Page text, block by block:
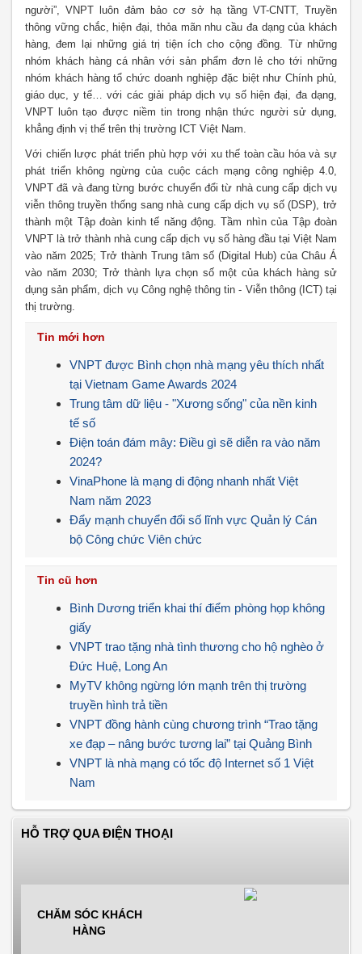
người”, VNPT luôn đảm bảo cơ sở hạ tầng VT-CNTT, Truyền
thông vững chắc, hiện đại, thỏa mãn nhu cầu đa dạng của khách
hàng, đem lại những giá trị tiện ích cho cộng đồng. Từ những
nhóm khách hàng cá nhân với sản phẩm đơn lẻ cho tới những
nhóm khách hàng tổ chức doanh nghiệp đặc biệt như Chính phủ,
giáo dục, y tế… với các giải pháp dịch vụ số hiện đại, đa dạng,
VNPT luôn tạo được niềm tin trong nhận thức người sử dụng,
khẳng định vị thế trên thị trường ICT Việt Nam.
Với chiến lược phát triển phù hợp với xu thế toàn cầu hóa và sự
phát triển không ngừng của cuộc cách mạng công nghiệp 4.0,
VNPT đã và đang từng bước chuyển đổi từ nhà cung cấp dịch vụ
viễn thông truyền thống sang nhà cung cấp dịch vụ số (DSP), trở
thành một Tập đoàn kinh tế năng động. Tầm nhìn của Tập đoàn
VNPT là trở thành nhà cung cấp dịch vụ số hàng đầu tại Việt Nam
vào năm 2025; Trở thành Trung tâm số (Digital Hub) của Châu Á
vào năm 2030; Trở thành lựa chọn số một của khách hàng sử
dụng sản phẩm, dịch vụ Công nghệ thông tin - Viễn thông (ICT) tại
thị trường.
Tin mới hơn
VNPT được Bình chọn nhà mạng yêu thích nhất
tại Vietnam Game Awards 2024
Trung tâm dữ liệu - "Xương sống" của nền kinh
tế số
Điện toán đám mây: Điều gì sẽ diễn ra vào năm
2024?
VinaPhone là mạng di động nhanh nhất Việt
Nam năm 2023
Đẩy mạnh chuyển đổi số lĩnh vực Quản lý Cán
bộ Công chức Viên chức
Tin cũ hơn
Bình Dương triển khai thí điểm phòng họp không
giấy
VNPT trao tặng nhà tình thương cho hộ nghèo ở
Đức Huệ, Long An
MyTV không ngừng lớn mạnh trên thị trường
truyền hình trả tiền
VNPT đồng hành cùng chương trình “Trao tặng
xe đạp – nâng bước tương lai” tại Quảng Bình
VNPT là nhà mạng có tốc độ Internet số 1 Việt
Nam
HỖ TRỢ QUA ĐIỆN THOẠI
CHĂM SÓC KHÁCH
HÀNG